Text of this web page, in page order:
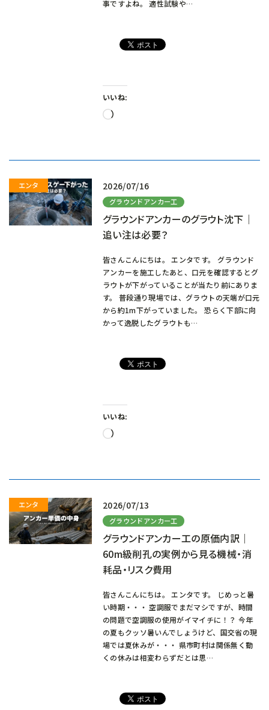
事ですよね。 適性試験や…
いいね:
読
2026/07/16
グラウンドアンカー工
グラウンドアンカーのグラウト沈下｜
追い注は必要？
皆さんこんにちは。 エンタです。 グラウンド
アンカーを施工したあと、口元を確認するとグ
ラウトが下がっていることが当たり前にありま
す。 普段通り現場では、グラウトの天端が口元
から約1m下がっていました。 恐らく下部に向
かって逸脱したグラウトも…
いいね:
読
2026/07/13
グラウンドアンカー工
グラウンドアンカー工の原価内訳｜
60m級削孔の実例から見る機械・消
耗品・リスク費用
皆さんこんにちは。 エンタです。 じめっと暑
い時期・・・ 空調服でまだマシですが、時間
の問題で空調服の使用がイマイチに！？ 今年
の夏もクッソ暑いんでしょうけど、国交省の現
場では夏休みが・・・ 県市町村は関係無く動
くの休みは相変わらずだとは思…